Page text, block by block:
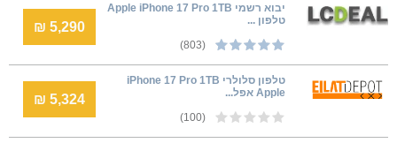
יבוא רשמי Apple iPhone 17 Pro 1TB
טלפון ...
(803)
5,290 ₪
טלפון סלולרי iPhone 17 Pro 1TB
Apple אפל...
(100)
5,324 ₪